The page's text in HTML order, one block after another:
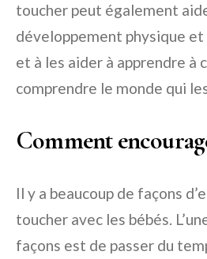
toucher peut également
développement physique
et à les aider à apprendre à
comprendre le monde qui
Comment
Il y a beaucoup de façons
toucher avec les bébés.
façons est de passer du